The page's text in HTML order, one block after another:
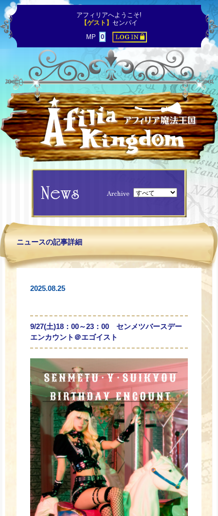
アフィリアへようこそ!
【ゲスト】 センパイ
MP
0
ニュースの記事詳細
2025.08.25
9/27(土)18：00～23：00 センメツバースデー
エンカウント＠エゴイスト